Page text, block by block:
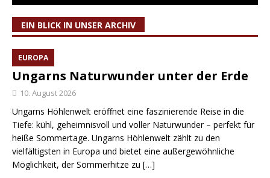
EIN BLICK IN UNSER ARCHIV
EUROPA
Ungarns Naturwunder unter der Erde
10. August 2026
Ungarns Höhlenwelt eröffnet eine faszinierende Reise in die
Tiefe: kühl, geheimnisvoll und voller Naturwunder – perfekt für
heiße Sommertage. Ungarns Höhlenwelt zählt zu den
vielfältigsten in Europa und bietet eine außergewöhnliche
Möglichkeit, der Sommerhitze zu […]